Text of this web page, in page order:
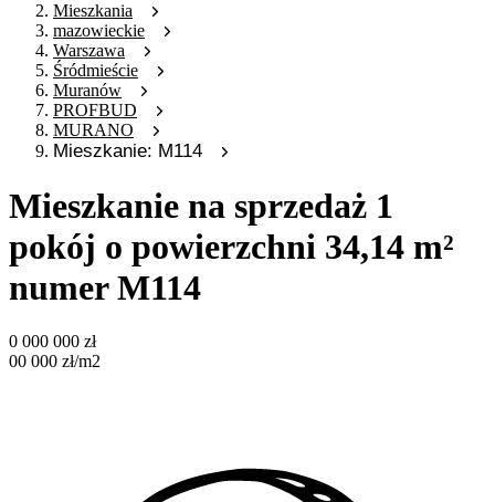
Mieszkania
mazowieckie
Warszawa
Śródmieście
Muranów
PROFBUD
MURANO
Mieszkanie: M114
Mieszkanie na sprzedaż 1
pokój o powierzchni 34,14 m²
numer M114
0 000 000 zł
00 000 zł/m2